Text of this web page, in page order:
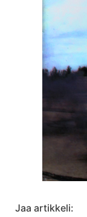
Jaa artikkeli: